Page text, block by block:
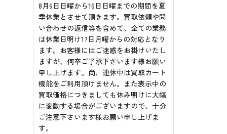
8月9日日曜から16日日曜までの期間を夏
季休業とさせて頂きます。買取依頼や問
い合わせの返信等を含めて、全ての業務
は休業日明け17日月曜からの対応となり
ます。お客様にはご迷惑をお掛けいたし
ますが、何卒ご了承下さいます様お願い
申し上げます。尚、連休中は買取カート
機能をご利用頂けません。また表示中の
買取価格につきましても休み明けに大幅
に変動する場合がございますので、十分
ご注意下さいます様お願い申し上げま
す。